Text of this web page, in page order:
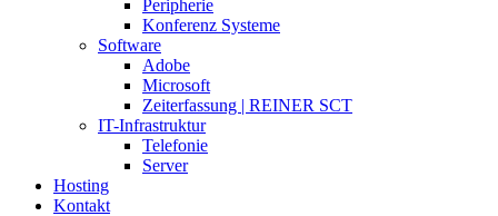
Peripherie
Konferenz Systeme
Software
Adobe
Microsoft
Zeiterfassung | REINER SCT
IT-Infrastruktur
Telefonie
Server
Hosting
Kontakt